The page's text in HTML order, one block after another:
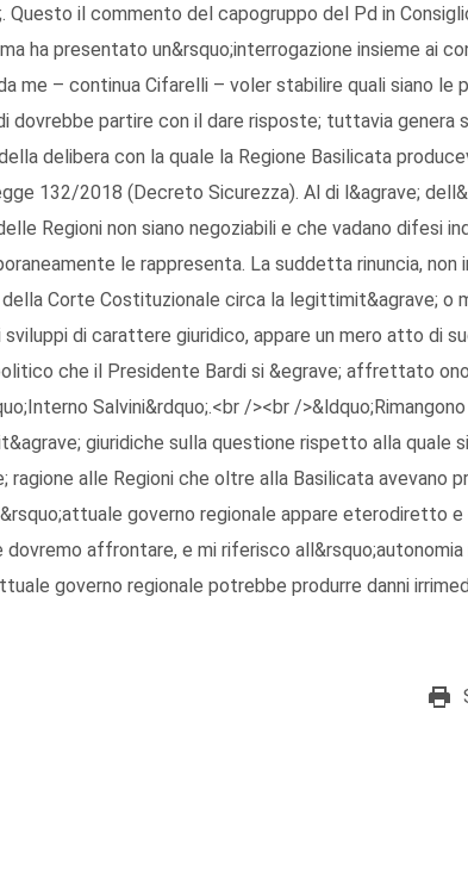
Questo il commento del capogruppo del Pd in
ha presentato un&rsquo;interrogazione insieme ai
me – continua Cifarelli – voler stabilire quali siano le
dovrebbe partire con il dare risposte; tuttavia genera
delibera con la quale la Regione Basilicata
132/2018 (Decreto Sicurezza). Al di l&agrave;
Regioni non siano negoziabili e che vadano difesi
le rappresenta. La suddetta rinuncia, non
della Corte Costituzionale circa la legittimit&agrave; o
di carattere giuridico, appare un mero atto di
che il Presidente Bardi si &egrave; affrettato
Salvini&rdquo;.<br /><br /
giuridiche sulla questione rispetto alla quale
ragione alle Regioni che oltre alla Basilicata avevano
governo regionale appare eterodiretto
dovremo affrontare, e mi riferisco
governo regionale potrebbe produrre danni